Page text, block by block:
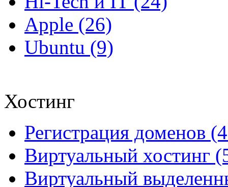
Apple (26)
Ubuntu (9)
Хостинг
Регистрация доменов
Виртуальный хостинг
Виртуальный